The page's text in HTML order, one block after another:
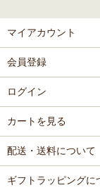
マイアカウント
会員登録
ログイン
カートを見る
配送・送料について
ギフトラッピングに